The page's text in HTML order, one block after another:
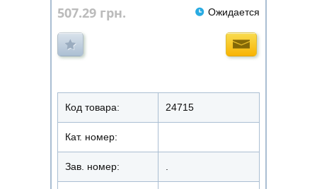
507.29 грн. Ожидается
Код товара: 24715
Кат. номер:
Зав. номер: